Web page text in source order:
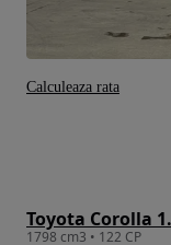
Toyota Corolla
1798 cm3 • 122 CP
Calculeaza rata